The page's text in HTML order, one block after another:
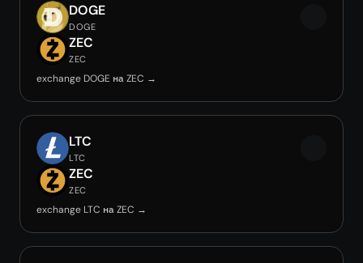
DOGE
DOGE
ZEC
ZEC
exchange DOGE на ZEC →
LTC
LTC
ZEC
ZEC
exchange LTC на ZEC →